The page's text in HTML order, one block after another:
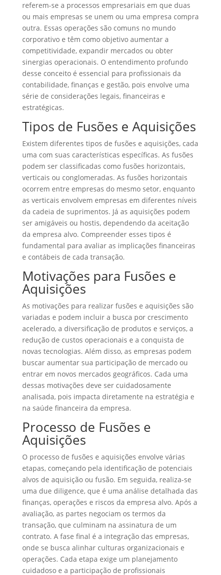
referem-se a processos empresariais em que duas
ou mais empresas se unem ou uma empresa compra
outra. Essas operações são comuns no mundo
corporativo e têm como objetivo aumentar a
competitividade, expandir mercados ou obter
sinergias operacionais. O entendimento profundo
desse conceito é essencial para profissionais da
contabilidade, finanças e gestão, pois envolve uma
série de considerações legais, financeiras e
estratégicas.
Tipos de Fusões e Aquisições
Existem diferentes tipos de fusões e aquisições, cada
uma com suas características específicas. As fusões
podem ser classificadas como fusões horizontais,
verticais ou conglomeradas. As fusões horizontais
ocorrem entre empresas do mesmo setor, enquanto
as verticais envolvem empresas em diferentes níveis
da cadeia de suprimentos. Já as aquisições podem
ser amigáveis ou hostis, dependendo da aceitação
da empresa alvo. Compreender esses tipos é
fundamental para avaliar as implicações financeiras
e contábeis de cada transação.
Motivações para Fusões e
Aquisições
As motivações para realizar fusões e aquisições são
variadas e podem incluir a busca por crescimento
acelerado, a diversificação de produtos e serviços, a
redução de custos operacionais e a conquista de
novas tecnologias. Além disso, as empresas podem
buscar aumentar sua participação de mercado ou
entrar em novos mercados geográficos. Cada uma
dessas motivações deve ser cuidadosamente
analisada, pois impacta diretamente na estratégia e
na saúde financeira da empresa.
Processo de Fusões e
Aquisições
O processo de fusões e aquisições envolve várias
etapas, começando pela identificação de potenciais
alvos de aquisição ou fusão. Em seguida, realiza-se
uma due diligence, que é uma análise detalhada das
finanças, operações e riscos da empresa alvo. Após a
avaliação, as partes negociam os termos da
transação, que culminam na assinatura de um
contrato. A fase final é a integração das empresas,
onde se busca alinhar culturas organizacionais e
operações. Cada etapa exige um planejamento
cuidadoso e a participação de profissionais